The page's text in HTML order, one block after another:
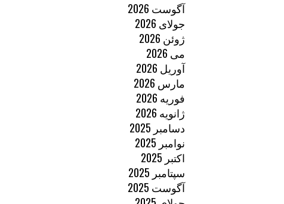
آگوست 2026
جولای 2026
ژوئن 2026
می 2026
آوریل 2026
مارس 2026
فوریه 2026
ژانویه 2026
دسامبر 2025
نوامبر 2025
اکتبر 2025
سپتامبر 2025
آگوست 2025